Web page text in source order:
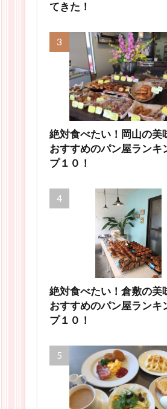
てきた！
絶対食べたい！岡山の美
おすすめのパン屋ランキ
プ１０！
絶対食べたい！倉敷の美
おすすめのパン屋ランキ
プ１０！